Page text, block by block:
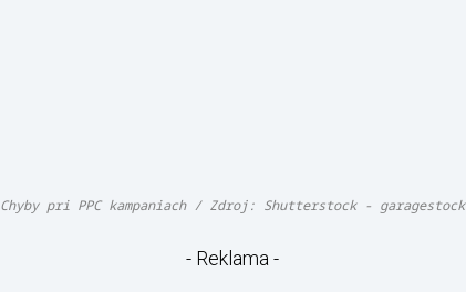
Chyby pri PPC kampaniach / Zdroj: Shutterstock - garagestock
- Reklama -